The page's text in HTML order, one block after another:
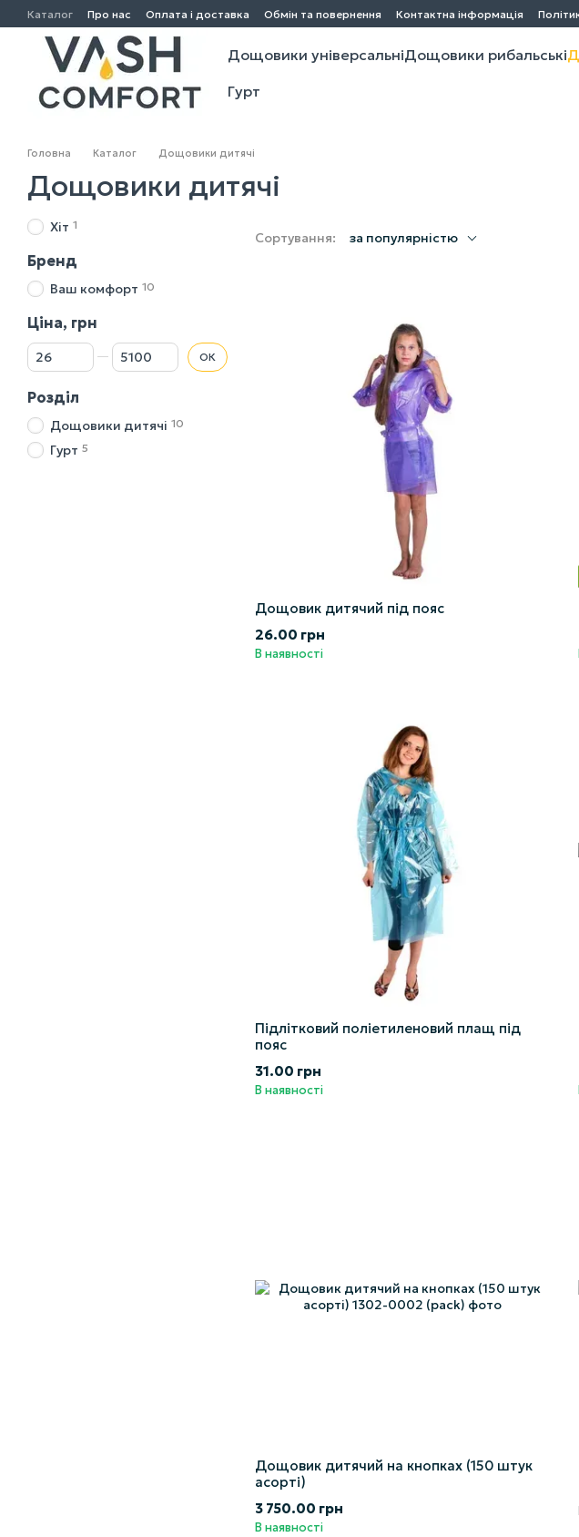
Перейти до основного контенту
Каталог Про нас Оплата і доставка Обмін та повернення Контактна інформація
Угода користувача
Дощовики універсальніДощовики рибальські
Гурт
Головна Каталог Дощовики дитячі
Дощовики дитячі
Сортування: за популярністю
Дощовик дитячий під пояс
26.00 грн
В наявності
Підлітковий поліетиленовий плащ під
пояс
31.00 грн
В наявності
Дощовик дитячий на кнопках (150 штук
асорті)
3 750.00 грн
В наявності
Хіт 1
Бренд
Ваш комфорт 10
Ціна, грн
Від Ціна, грн
До Ціна, грн ОК
Розділ
Дощовики дитячі 10
Гурт 5